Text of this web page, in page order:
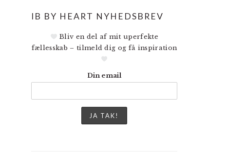
IB BY HEART NYHEDSBREV
Bliv en del af mit uperfekte
fællesskab – tilmeld dig og få inspiration
Din email